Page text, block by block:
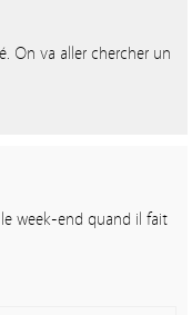
On va aller chercher un
week-end quand il fait